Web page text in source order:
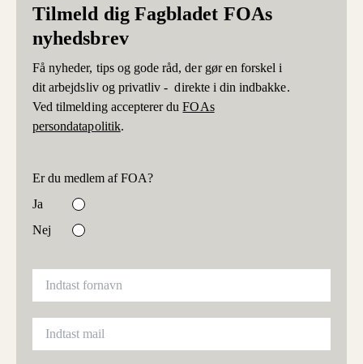
Tilmeld dig Fagbladet FOAs
nyhedsbrev
Få nyheder, tips og gode råd, der gør en forskel i
dit arbejdsliv og privatliv - direkte i din indbakke.
Ved tilmelding accepterer duFOAs
persondatapolitik.
Er du medlem af FOA?
Ja
Nej